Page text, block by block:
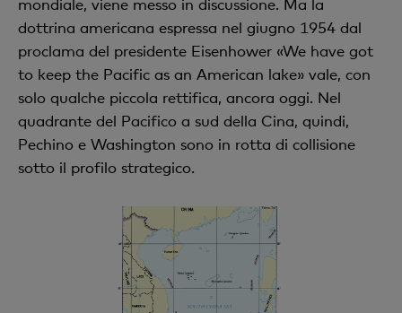
mondiale, viene messo in discussione. Ma la
dottrina americana espressa nel giugno 1954 dal
proclama del presidente Eisenhower «We have got
to keep the Pacific as an American lake» vale, con
solo qualche piccola rettifica, ancora oggi. Nel
quadrante del Pacifico a sud della Cina, quindi,
Pechino e Washington sono in rotta di collisione
sotto il profilo strategico.